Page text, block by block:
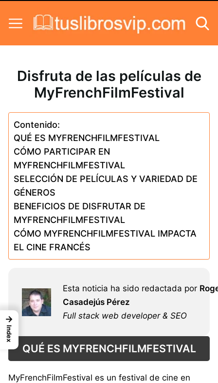
Disfruta de las películas de
MyFrenchFilmFestival
Contenido:
QUÉ ES MYFRENCHFILMFESTIVAL
CÓMO PARTICIPAR EN
MYFRENCHFILMFESTIVAL
SELECCIÓN DE PELÍCULAS Y VARIEDAD DE
GÉNEROS
BENEFICIOS DE DISFRUTAR DE
MYFRENCHFILMFESTIVAL
CÓMO MYFRENCHFILMFESTIVAL IMPACTA
EL CINE FRANCÉS
Esta noticia ha sido redactada por
Casadejús Pérez
Full stack web developer & SEO
QUÉ ES MYFRENCHFILMFESTIVAL
MyFrenchFilmFestival es un festival de cine en
→
Index